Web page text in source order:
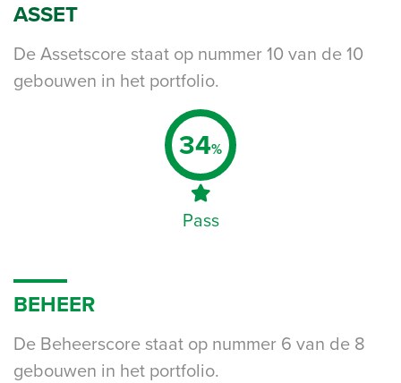
ASSET
De Assetscore staat op nummer 10 van de 10
gebouwen in het portfolio.
34%
Pass
BEHEER
De Beheerscore staat op nummer 6 van de 8
gebouwen in het portfolio.